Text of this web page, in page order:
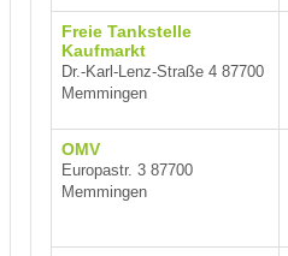
Freie Tankstelle
Kaufmarkt
Dr.-Karl-Lenz-Straße 4 87700
Memmingen
OMV
Europastr. 3 87700
Memmingen